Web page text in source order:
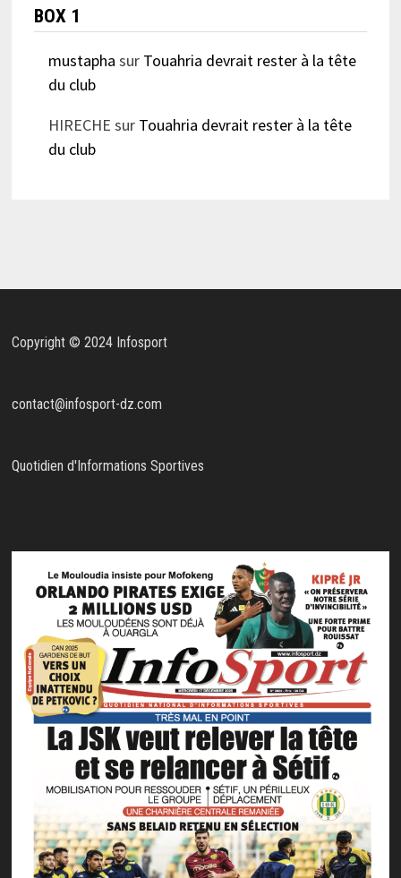
BOX 1
mustapha sur Touahria devrait rester à la tête
du club
HIRECHE sur Touahria devrait rester à la tête
du club
Copyright © 2024 Infosport
contact@infosport-dz.com
Quotidien d'Informations Sportives